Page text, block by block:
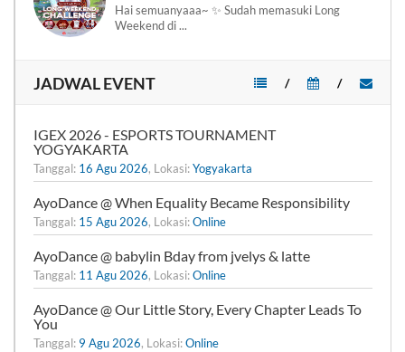
Hai semuanyaaa~ ✨ Sudah memasuki Long
Weekend di ...
JADWAL EVENT /
/
IGEX 2026 - ESPORTS TOURNAMENT
YOGYAKARTA
Tanggal: 16 Agu 2026, Lokasi:Yogyakarta
AyoDance @ When Equality Became Responsibility
Tanggal: 15 Agu 2026, Lokasi:Online
AyoDance @ babylin Bday from jvelys & latte
Tanggal: 11 Agu 2026, Lokasi:Online
AyoDance @ Our Little Story, Every Chapter Leads To
You
Tanggal: 9 Agu 2026, Lokasi:Online